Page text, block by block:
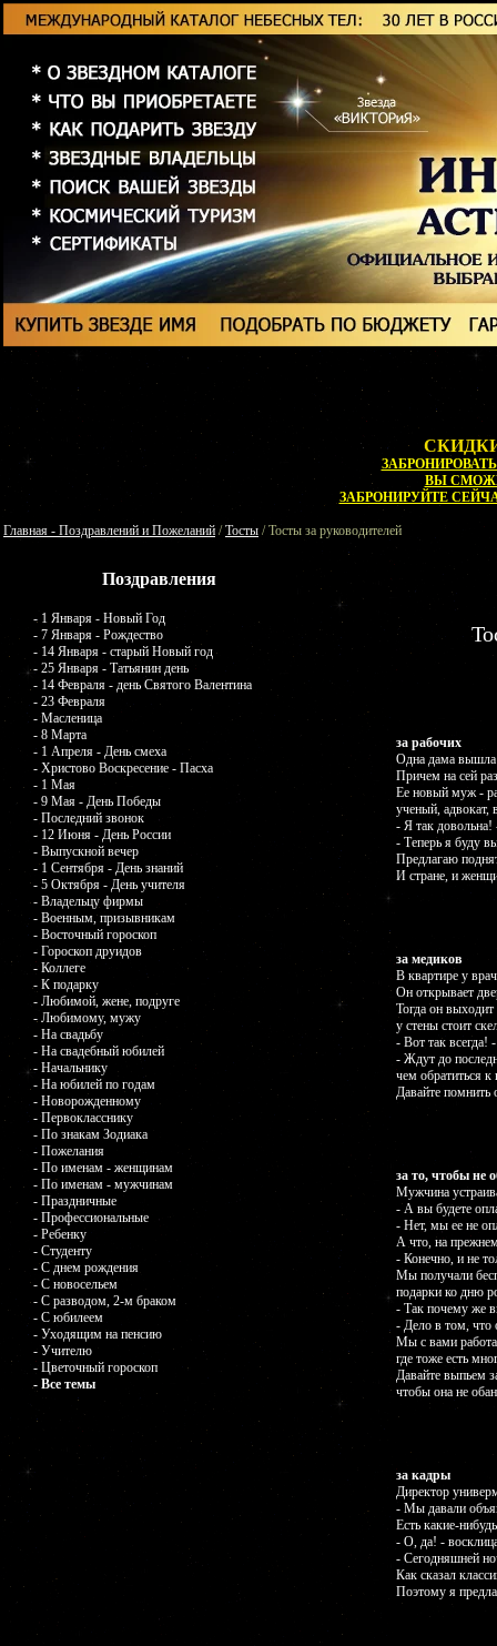
ВЫ
ЗАБРОНИРУЙТЕ
Главная - Поздравлений и Пожеланий /Тосты / Тосты за руководителей
Поздравления
- 1 Января - Новый Год
- 7 Января - Рождество
- 14 Января - старый Новый год
- 25 Января - Татьянин день
- 14 Февраля - день Святого Валентина
- 23 Февраля
- Масленица
- 8 Марта
- 1 Апреля - День смеха
- Христово Воскресение - Пасха
- 1 Мая
- 9 Мая - День Победы
- Последний звонок
- 12 Июня - День России
- Выпускной вечер
- 1 Сентября - День знаний
- 5 Октября - День учителя
- Владельцу фирмы
- Военным, призывникам
- Восточный гороскоп
- Гороскоп друидов
- Коллеге
- К подарку
- Любимой, жене, подруге
- Любимому, мужу
- На свадьбу
- На свадебный юбилей
- Начальнику
- На юбилей по годам
- Новорожденному
- Первокласснику
- По знакам Зодиака
- Пожелания
- По именам - женщинам
- По именам - мужчинам
- Праздничные
- Профессиональные
- Ребенку
- Студенту
- С днем рождения
- С новосельем
- С разводом, 2-м браком
- С юбилеем
- Уходящим на пенсию
- Учителю
- Цветочный гороскоп
- Все темы
за рабочих
Одна дама
Причем на сей
Ее новый муж -
ученый, адвокат,
- Я так довольна!
- Теперь я буду
Предлагаю
И стране, и
за медиков
В квартире у
Он открывает
Тогда он
у стены стоит
- Вот так всегда!
- Ждут до
чем обратиться к
Давайте помнить
за то, чтобы не
Мужчина
- А вы будете
- Нет, мы ее не
А что, на
- Конечно, и не
Мы получали
подарки ко дню
- Так почему же
- Дело в том, что
Мы с вами
где тоже есть
Давайте выпьем
чтобы она не
за кадры
Директор
- Мы давали
Есть какие-
- О, да! -
- Сегодняшней
Как сказал
Поэтому я